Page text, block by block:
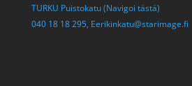
TURKU Puistokatu (Navigoi tästä)
040 18 18 295, Eerikinkatu@starimage.fi